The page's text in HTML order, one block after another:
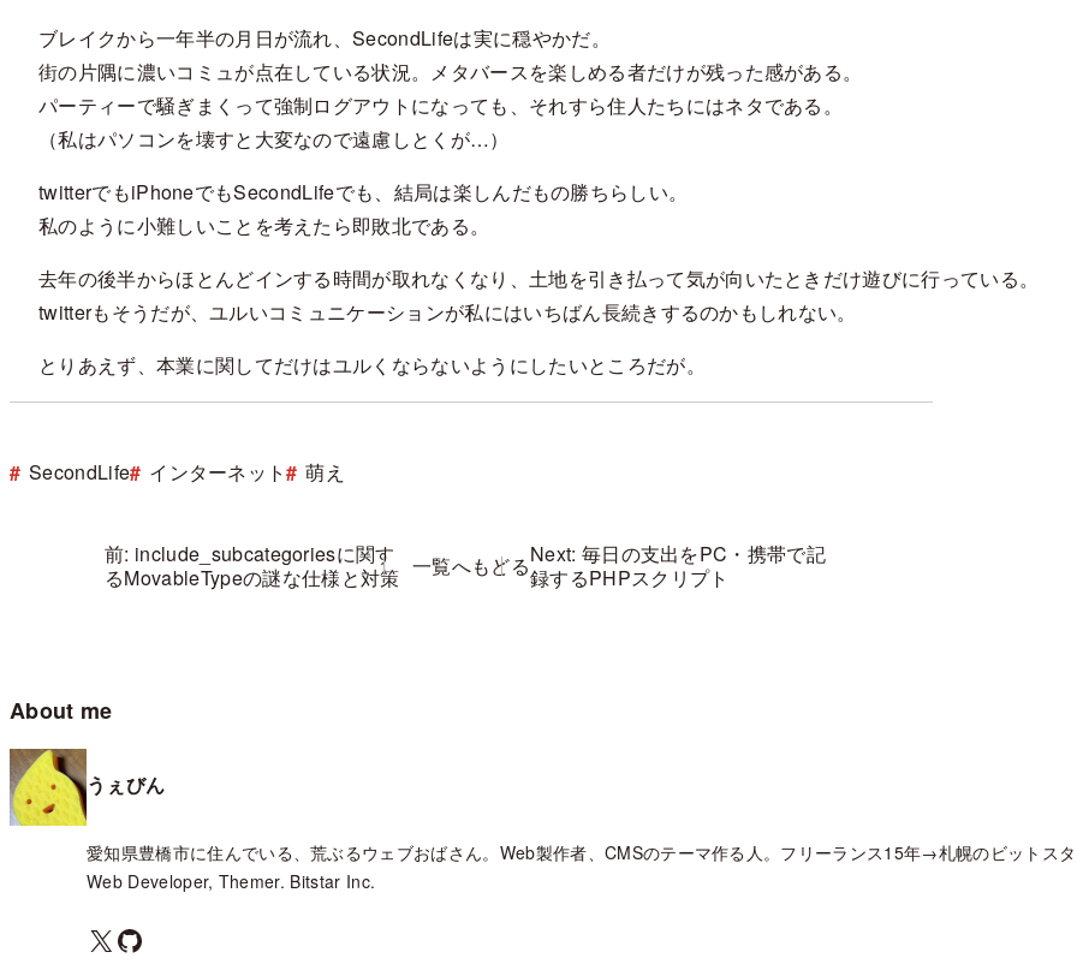
ブレイクから一年半の月日が流れ、SecondLifeは実に穏やかだ。
街の片隅に濃いコミュが点在している状況。メタバースを楽しめる者だけが残った感がある。
パーティーで騒ぎまくって強制ログアウトになっても、それすら住人たちにはネタである。
（私はパソコンを壊すと大変なので遠慮しとくが…）
twitterでもiPhoneでもSecondLifeでも、結局は楽しんだもの勝ちらしい。
私のように小難しいことを考えたら即敗北である。
去年の後半からほとんどインする時間が取れなくなり、土地を引き払って気が向いたときだけ遊びに行っている。
twitterもそうだが、ユルいコミュニケーションが私にはいちばん長続きするのかもしれない。
とりあえず、本業に関してだけはユルくならないようにしたいところだが。
SecondLife インターネット 萌え
前: include_subcategoriesに関す
るMovableTypeの謎な仕様と対策 一覧へもどるNext: 毎日の支出をPC・携帯で記
録するPHPスクリプト
About me
うぇびん
愛知県豊橋市に住んでいる、荒ぶるウェブおばさん。Web製作者、CMSのテーマ作る人。フリーランス15年→札幌のビットスタ
Web Developer, Themer. Bitstar Inc.
X GitHub